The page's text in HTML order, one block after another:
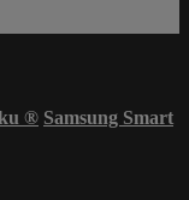
® Samsung Smart